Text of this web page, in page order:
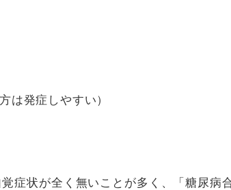
は発症しやすい）
症状が全く無いことが多く、「糖尿病